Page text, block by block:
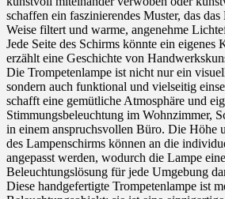
schaffen ein faszinierendes Muster, das
Weise filtert und warme, angenehme
Jede Seite des Schirms könnte ein eigenes
erzählt eine Geschichte von
Die Trompetenlampe ist nicht nur ein
sondern auch funktional und vielseitig
schafft eine gemütliche Atmosphäre und
Stimmungsbeleuchtung im Wohnzimmer,
in einem anspruchsvollen Büro. Die Höhe
des Lampenschirms können an die
angepasst werden, wodurch die Lampe
Beleuchtungslösung für jede Umgebung
Diese handgefertigte Trompetenlampe ist